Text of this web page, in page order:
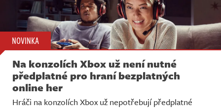
NOVINKA
Na konzolích Xbox už není nutné
předplatné pro hraní bezplatných
online her
Hráči na konzolích Xbox už nepotřebují předplatné